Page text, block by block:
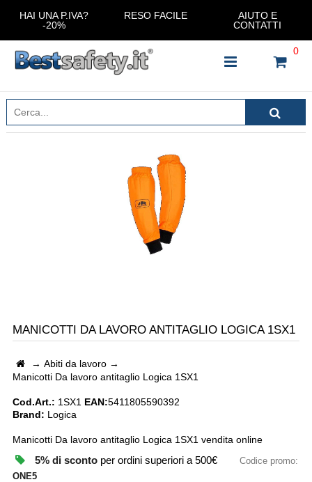
HAI UNA P.IVA?
-20%
RESO FACILE
AIUTO E
CONTATTI
0
INSERISCI IL NOME DEL PRODOTTO CHE STAI
CERCANDO
CHIUDI RICERCA
MANICOTTI DA LAVORO ANTITAGLIO LOGICA 1SX1
→ Abiti da lavoro→
Manicotti Da lavoro antitaglio Logica 1SX1
Cod.Art.: 1SX1 EAN:5411805590392
Brand: Logica
Manicotti Da lavoro antitaglio Logica 1SX1 vendita online
5% di scontoper ordini superiori a 500€
Codice promo:
ONE5